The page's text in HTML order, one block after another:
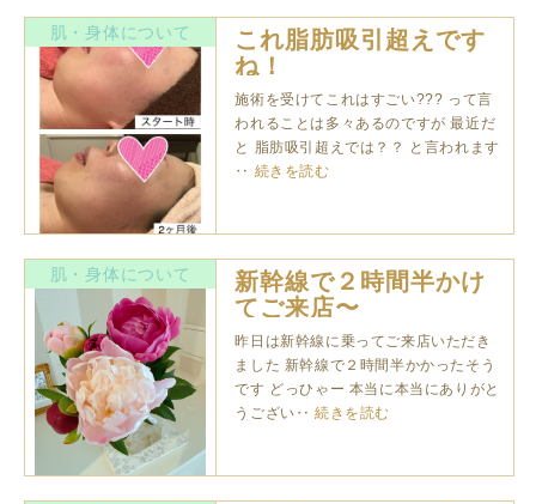
肌・身体について
これ脂肪吸引超えです
ね！
施術を受けてこれはすごい??? って言
われることは多々あるのですが 最近だ
と 脂肪吸引超えでは？？ と言われます
‥ 続きを読む
肌・身体について
新幹線で２時間半かけ
てご来店〜
昨日は新幹線に乗ってご来店いただき
ました 新幹線で２時間半かかったそう
です どっひゃー 本当に本当にありがと
うござい‥続きを読む